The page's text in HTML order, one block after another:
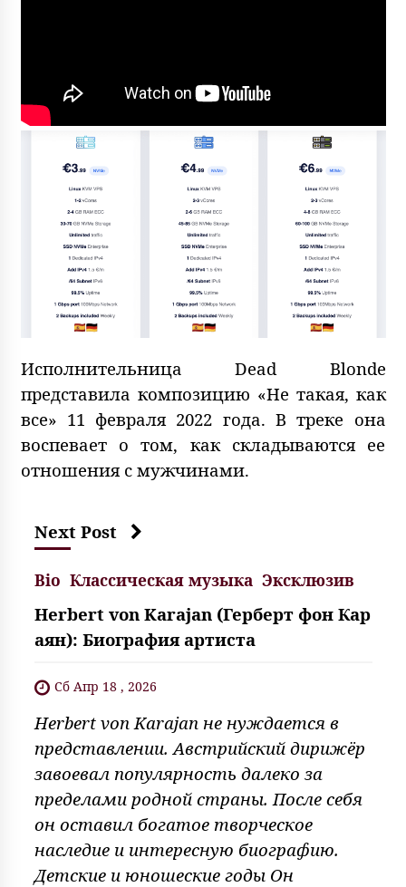
Исполнительница Dead Blonde
представила композицию «Не такая, как
все» 11 февраля 2022 года. В треке она
воспевает о том, как складываются ее
отношения с мужчинами.
Next Post
Bio Классическая музыка Эксклюзив
Herbert von Karajan (Герберт фон Кар
аян): Биография артиста
Сб Апр 18 , 2026
Herbert von Karajan не нуждается в
представлении. Австрийский дирижёр
завоевал популярность далеко за
пределами родной страны. После себя
он оставил богатое творческое
наследие и интересную биографию.
Детские и юношеские годы Он